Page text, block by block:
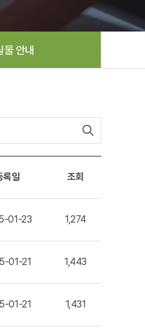
물 안내
록일 조회
01-23 1,274
01-21 1,443
01-21 1,431